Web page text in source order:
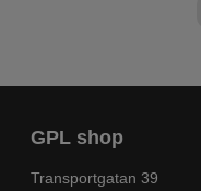
GPL shop
Transportgatan 39